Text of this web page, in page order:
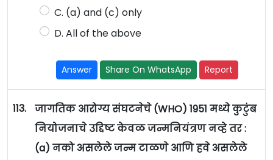
C. (a) and (c) only
D. All of the above
Answer Share On WhatsApp Report
113.
जागतिक आरोग्य संघटनेचे (WHO) 1951 मध्ये कुटुंब
नियोजनाचे उद्दिष्ट केवळ जन्मनियंत्रण नव्हे तर :
(a) नको असलेले जन्म टाळणे आणि हवे असलेले